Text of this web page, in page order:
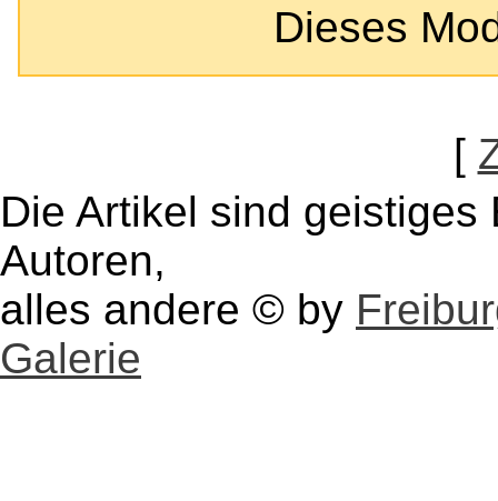
Dieses
[
Die Artikel sind
Autoren,
alles andere © by
Galerie